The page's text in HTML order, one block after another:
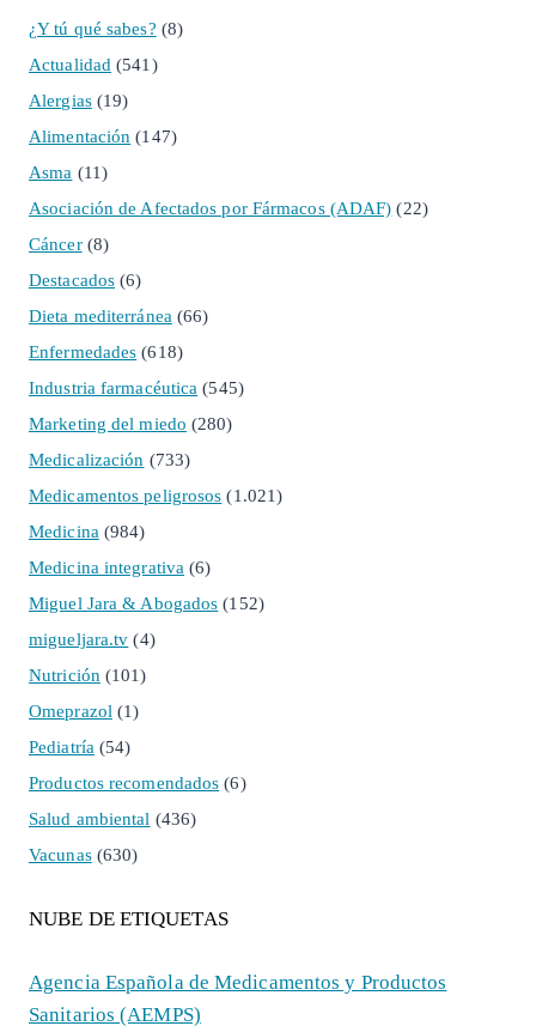
¿Y tú qué sabes? (8)
Actualidad (541)
Alergias(19)
Alimentación (147)
Asma (11)
Asociación de Afectados por Fármacos (ADAF) (22)
Cáncer(8)
Destacados (6)
Dieta mediterránea (66)
Enfermedades (618)
Industria farmacéutica (545)
Marketing del miedo (280)
Medicalización (733)
Medicamentos peligrosos (1.021)
Medicina (984)
Medicina integrativa (6)
Miguel Jara & Abogados (152)
migueljara.tv (4)
Nutrición (101)
Omeprazol (1)
Pediatría (54)
Productos recomendados (6)
Salud ambiental (436)
Vacunas(630)
NUBE DE ETIQUETAS
Agencia Española de Medicamentos y Productos
Sanitarios (AEMPS)